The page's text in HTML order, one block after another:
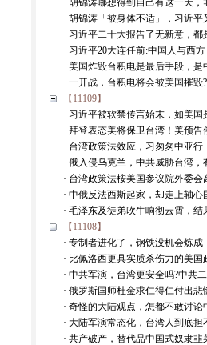
· 胡锦涛哪想得到自己有这一天，
· 胡锦涛「被身体不适」，习近平
· 习近平二十大报告了无新意，都
· 习近平20大连任前:中国人与西方
· 美国炸毁台积电是最后手段，是
· 一开战，台积电将会被美国摧毁?
【11109】
· 习近平被软禁传言始末，如美国
· 拜登表态美将保卫台湾！美预告
· 台湾政策法效应，习匆匆中亚行
· 俄入侵乌克兰，中共威胁台湾，
· 台湾政策法桉美国参议院外委会
· 中俄反法西斯起家，却走上轴心
· 毛泽东及徒弟吹牛响彻云霄，结
【11108】
· 专制者进化了，钢铁没机会炼成
· 比佩洛西更具实质杀伤力的美国
· 中共军演，台湾更安全吗?中共二
· 俄罗斯国师杜金求仁得仁付出悲
· 奇怪的大陆观点，怎都不敢讨论
· 大陆军演常态化，台湾人到底担
· 共产破产，替代品中国式奴隶韭